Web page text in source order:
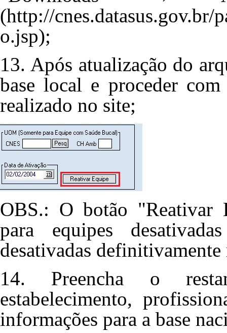
;
13. Após atualização do
base local e proceder
realizado no site;
OBS.: O botão "Reativar
para equipes
desativadas definitivamente
14. Preencha o
estabelecimento,
informações para a base